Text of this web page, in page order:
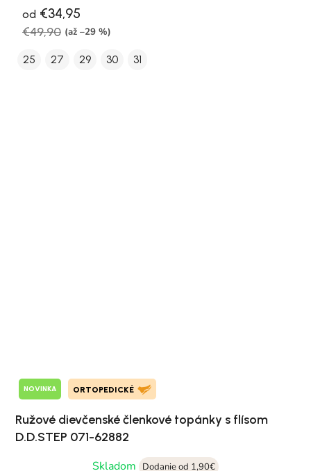
od €34,95
€49,90 (až –29 %)
25 27 29 30 31
NOVINKA ORTOPEDICKÉ
Ružové dievčenské členkové topánky s flísom
D.D.STEP 071-62882
Skladom
Dodanie od 1,90€